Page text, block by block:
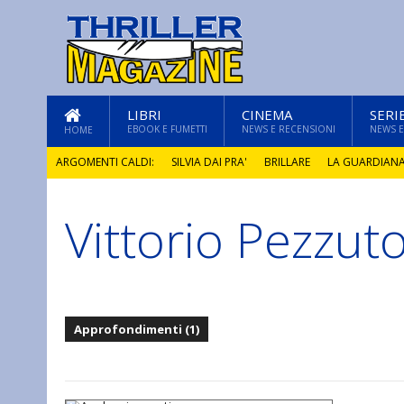
HOME
LIBRI
EBOOK E FUMETTI
CINEMA
NEWS E RECENSIONI NEWS
ARGOMENTI CALDI: SILVIA DAI PRA' BRILLARE LA
GLI ANNI DI PIETRA
Vittorio
Approfondimenti (1)